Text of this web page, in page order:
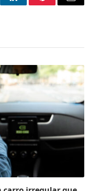
LinkedInPinterestEmail